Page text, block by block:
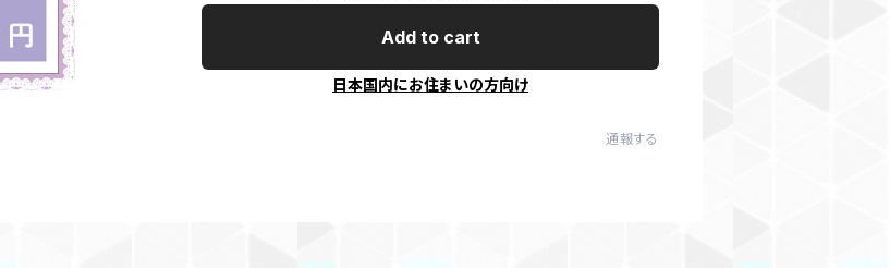
Add to cart
日本国内にお住まいの方向け
通報する